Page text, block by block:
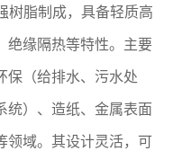
树脂制成，具备轻质高
绝缘隔热等特性。主要
保（给排水、污水处
统）、造纸、金属表面
领域。其设计灵活，可